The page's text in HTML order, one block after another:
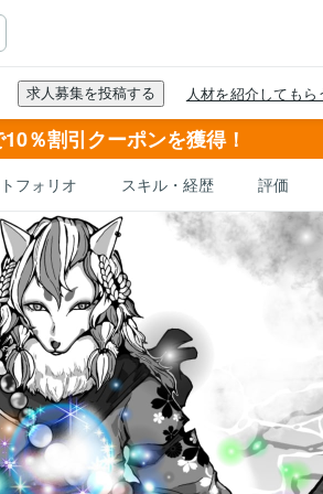
％割引クーポンを獲得！
フォリオ スキル・経歴 評価